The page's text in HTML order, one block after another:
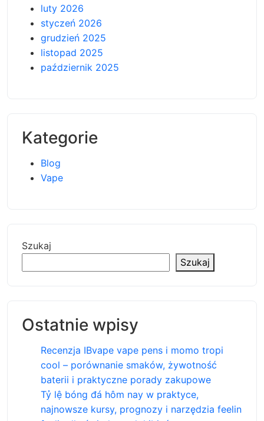
luty 2026
styczeń 2026
grudzień 2025
listopad 2025
październik 2025
Kategorie
Blog
Vape
Szukaj
Szukaj
Ostatnie wpisy
Recenzja IBvape vape pens i momo tropi
cool – porównanie smaków, żywotność
baterii i praktyczne porady zakupowe
Tỷ lệ bóng đá hôm nay w praktyce,
najnowsze kursy, prognozy i narzędzia feelin